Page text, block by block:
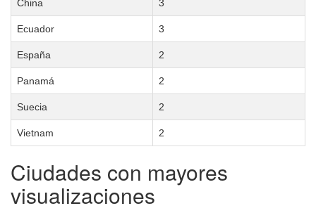
China 3
Ecuador 3
España 2
Panamá 2
Suecia 2
Vietnam 2
Ciudades con mayores
visualizaciones